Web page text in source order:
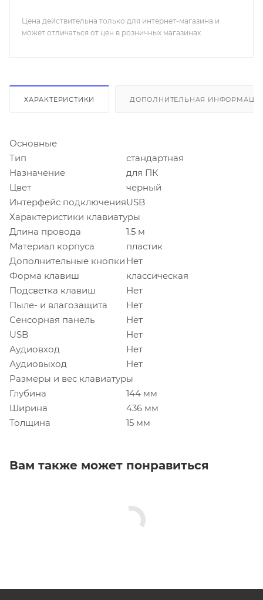
Цена действительна только для интернет-магазина и
может отличаться от цен в розничных магазинах
ХАРАКТЕРИСТИКИ ДОПОЛНИТЕЛЬНАЯ
Основные
Тип
стандартная
Назначение
для ПК
Цвет
черный
Интерфейс подключенияUSB
Характеристики клавиатуры
Длина провода
1.5 м
Материал корпуса
пластик
Дополнительные кнопки Нет
Форма клавиш
классическая
Подсветка клавиш
Нет
Пыле- и влагозащита
Нет
Сенсорная панель
Нет
USB
Нет
Аудиовход
Нет
Аудиовыход
Нет
Размеры и вес клавиатуры
Глубина
144 мм
Ширина
436 мм
Толщина
15 мм
Вам также может понравиться